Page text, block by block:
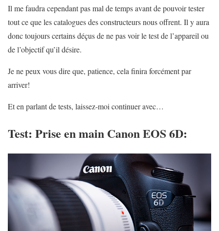
Il me faudra cependant pas mal de temps avant de pouvoir tester
tout ce que les catalogues des constructeurs nous offrent. Il y aura
donc toujours certains déçus de ne pas voir le test de l’appareil ou
de l’objectif qu’il désire.
Je ne peux vous dire que, patience, cela finira forcément par
arriver!
Et en parlant de tests, laissez-moi continuer avec…
Test: Prise en main Canon EOS 6D: